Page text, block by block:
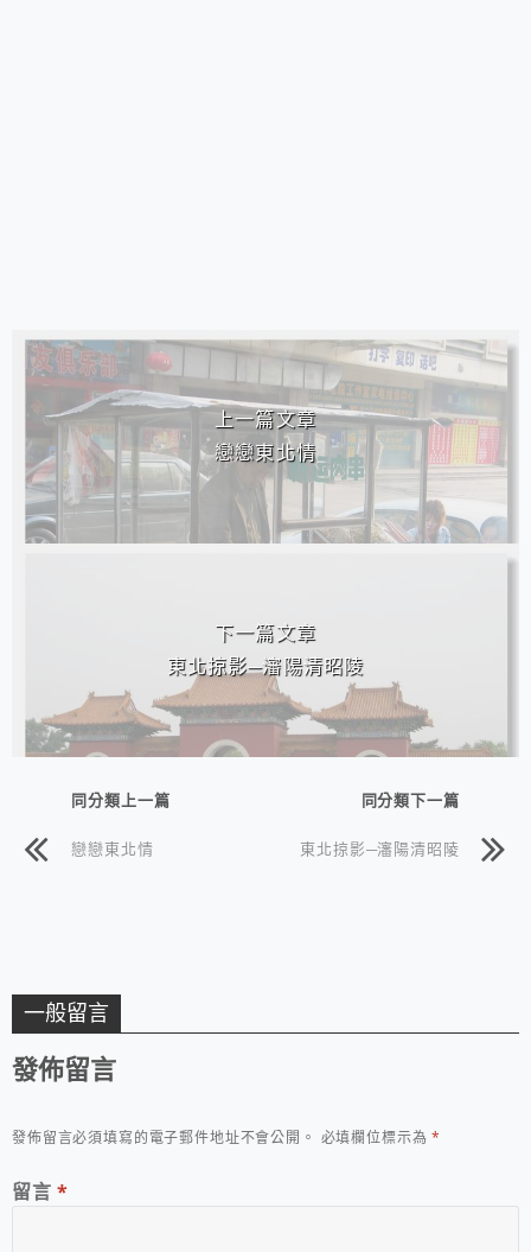
相連文章
上一篇文章
戀戀東北情
下一篇文章
東北掠影─瀋陽清昭陵
同分類上一篇
戀戀東北情
同分類下一篇
東北掠影─瀋陽清昭陵
一般留言
發佈留言
發佈留言必須填寫的電子郵件地址不會公開。 必填欄位標示為*
留言 *